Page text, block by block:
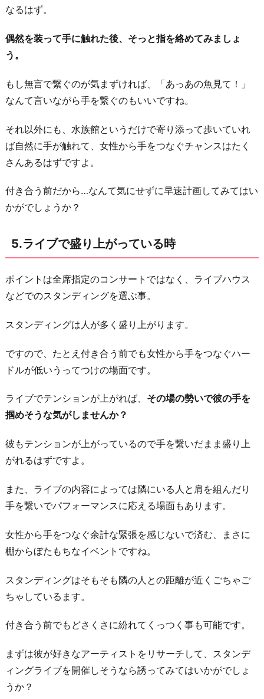
なるはず。
偶然を装って手に触れた後、そっと指を絡めてみましょ
う。
もし無言で繋ぐのが気まずければ、「あっあの魚見て！」
なんて言いながら手を繋ぐのもいいですね。
それ以外にも、水族館というだけで寄り添って歩いていれ
ば自然に手が触れて、女性から手をつなぐチャンスはたく
さんあるはずですよ。
付き合う前だから…なんて気にせずに早速計画してみてはい
かがでしょうか？
5.ライブで盛り上がっている時
ポイントは全席指定のコンサートではなく、ライブハウス
などでのスタンディングを選ぶ事。
スタンディングは人が多く盛り上がります。
ですので、たとえ付き合う前でも女性から手をつなぐハー
ドルが低いうってつけの場面です。
ライブでテンションが上がれば、 その場の勢いで彼の手を
掴めそうな気がしませんか？
彼もテンションが上がっているので手を繋いだまま盛り上
がれるはずですよ。
また、ライブの内容によっては隣にいる人と肩を組んだり
手を繋いでパフォーマンスに応える場面もあります。
女性から手をつなぐ余計な緊張を感じないで済む、まさに
棚からぼたもちなイベントですね。
スタンディングはそもそも隣の人との距離が近くごちゃご
ちゃしているます。
付き合う前でもどさくさに紛れてくっつく事も可能です。
まずは彼が好きなアーティストをリサーチして、スタンデ
ィングライブを開催しそうなら誘ってみてはいかがでしょ
うか？